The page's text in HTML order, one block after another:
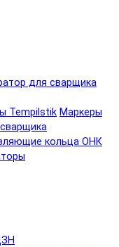
для сварщика
Tempilstik Маркеры
кольца ОНК